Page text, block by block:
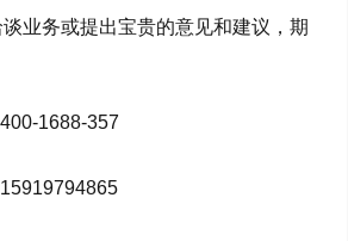
业务或提出宝贵的意见和建议，期
1688-357